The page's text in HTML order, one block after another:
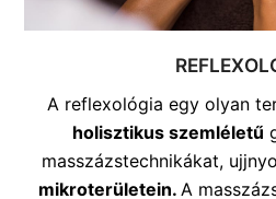
A reflexológia egy olyan
holisztikus szemléletű
masszázstechnikákat,
mikroterületein. A